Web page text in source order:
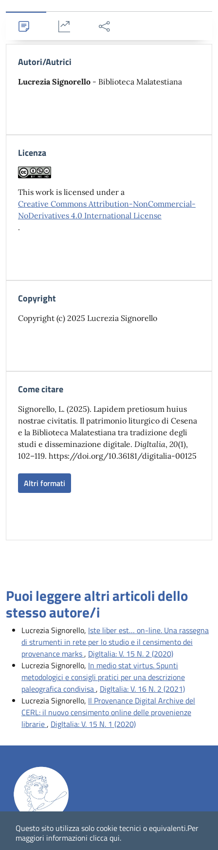
Questo sito utilizza solo cookie tecnici o equivalenti.Per
maggiori informazioni clicca qui.
Dettagli Statistiche Condividi
Autori/Autrici
Lucrezia Signorello - Biblioteca Malatestiana
Licenza
This work is licensed under a
Creative Commons Attribution-NonCommercial-
NoDerivatives 4.0 International License
.
Copyright
Copyright (c) 2025 Lucrezia Signorello
Come citare
Signorello, L. (2025). Lapidem pretiosum huius
nostrae civitatis. Il patrimonio liturgico di Cesena
e la Biblioteca Malatestiana tra tradizione degli
studi e disseminazione digitale. DigItalia, 20(1),
102–119. https://doi.org/10.36181/digitalia-00125
Altri formati
Puoi leggere altri articoli dello
stesso autore/i
Lucrezia Signorello, Iste liber est… on-line. Una rassegna
di strumenti in rete per lo studio e il censimento dei
provenance marks, DigItalia: V. 15 N. 2 (2020)
Lucrezia Signorello, In medio stat virtus. Spunti
metodologici e consigli pratici per una descrizione
paleografica condivisa, DigItalia: V. 16 N. 2 (2021)
Lucrezia Signorello, Il Provenance Digital Archive del
CERL: il nuovo censimento online delle provenienze
librarie, DigItalia: V. 15 N. 1 (2020)
DigItalia -rivista del digitale nei beni culturali